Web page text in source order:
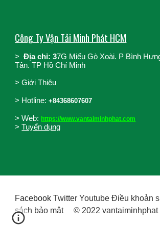
Công Ty Vận Tải Minh Phát HCM
>Địa chỉ: 37G Miếu Gò Xoài. P Bình
Tân. TP Hồ Chí Minh
>Giới Thiệu
> Hotline: +84368607607
> Web: https://www.vantaiminhphat.com
>Tuyển dụng
Facebook Twitter Youtube Điều khoản
sách bảo mật © 2022 vantaiminhphat